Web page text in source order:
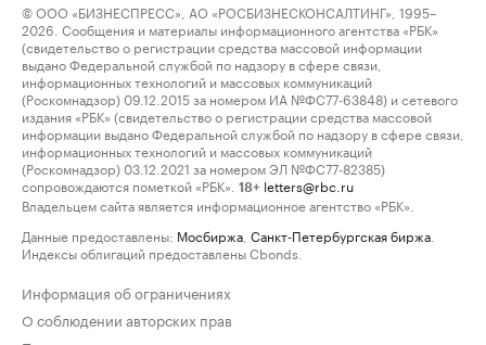
© ООО «БИЗНЕСПРЕСС», АО «РОСБИЗНЕСКОНСАЛТИНГ», 1995–
2026. Сообщения и материалы информационного агентства «РБК»
(свидетельство о регистрации средства массовой информации
выдано Федеральной службой по надзору в сфере связи,
информационных технологий и массовых коммуникаций
(Роскомнадзор) 09.12.2015 за номером ИА №ФС77-63848) и сетевого
издания «РБК» (свидетельство о регистрации средства массовой
информации выдано Федеральной службой по надзору в сфере связи,
информационных технологий и массовых коммуникаций
(Роскомнадзор) 03.12.2021 за номером ЭЛ №ФС77-82385)
сопровождаются пометкой «РБК».
18+ letters@rbc.ru
Владельцем сайта является информационное агентство «РБК».
Данные предоставлены: Мосбиржа Санкт-Петербургская биржа
Индексы облигаций предоставлены Cbonds.
Информация об ограничениях
О соблюдении авторских прав